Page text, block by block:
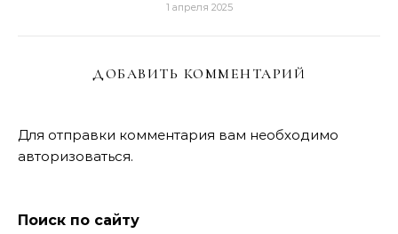
1 апреля 2025
ДОБАВИТЬ КОММЕНТАРИЙ
Для отправки комментария вам необходимо
авторизоваться.
Поиск по сайту